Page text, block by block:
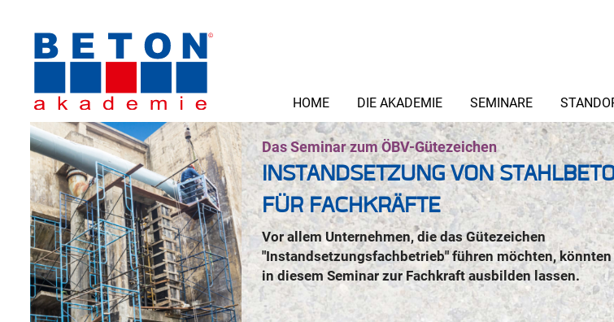
HOME DIE AKADEMIE SEMINARE
Das Seminar zum ÖBV-Gütezeichen
INSTANDSETZUNG VON
FÜR FACHKRÄFTE
Vor allem Unternehmen, die das Gütezeichen
"Instandsetzungsfachbetrieb" führen möchten,
in diesem Seminar zur Fachkraft ausbilden lassen.